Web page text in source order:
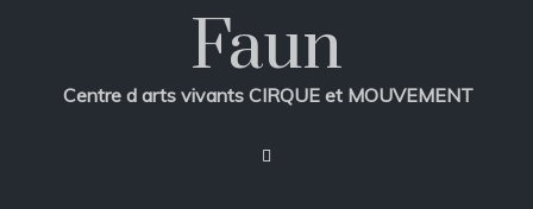
Faun
Centre d arts vivants CIRQUE et MOUVEMENT